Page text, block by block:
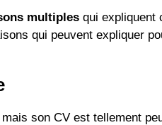
multiples qui expliquent
qui peuvent expliquer
son CV est tellement